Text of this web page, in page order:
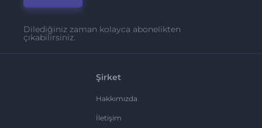
Dilediğiniz zaman kolayca abonelikten
çıkabilirsiniz.
Şirket
Hakkımızda
İletişim